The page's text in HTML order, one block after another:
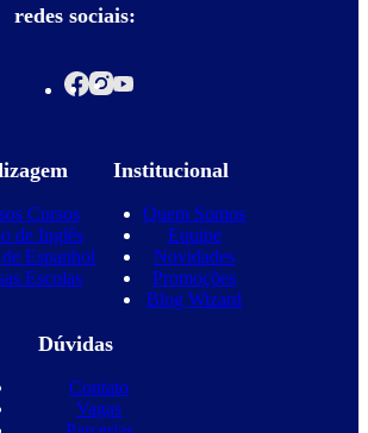
redes sociais:
Cursos
de Inglês
Espanhol
Escolas
Institucional
Quem Somos
Equipe
Novidades
Promoções
Blog Wizard
Dúvidas
Contato
Vagas